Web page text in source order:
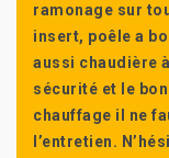
ramonage sur
insert, poêle a
aussi chaudière
sécurité et le
chauffage il ne
l’entretien.